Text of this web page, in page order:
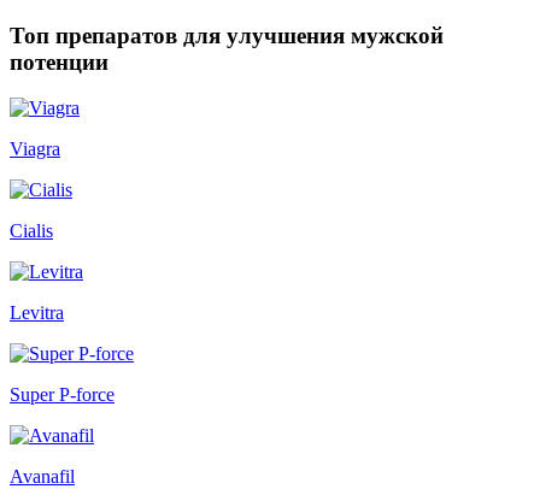
Топ препаратов для улучшения мужской
потенции
Viagra
Cialis
Levitra
Super P-force
Avanafil